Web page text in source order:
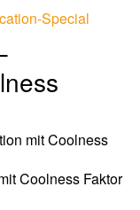
Special
Coolness Faktor